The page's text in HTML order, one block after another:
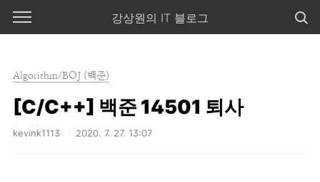
강상원의 IT 블로그
Algorithm/BOJ (백준)
[C/C++] 백준 14501 퇴사
kevink1113 2020. 7. 27. 13:07